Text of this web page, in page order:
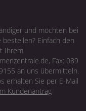
und möchten bei
Einfach den
Ihrem
Fax: 089
an uns übermitteln.
erhalten Sie per E-Mail
Kundenantrag